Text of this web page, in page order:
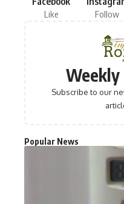
Like Follow
Subscribe to our
Popular News